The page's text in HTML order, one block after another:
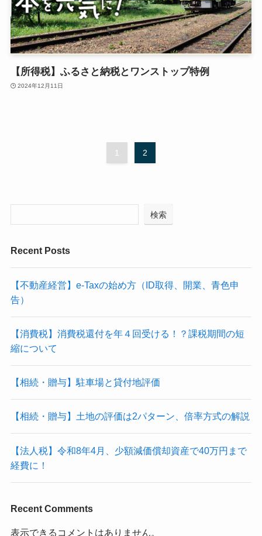
【所得税】ふるさと納税とワンストップ特例
2024年12月11日
1 2
検索
Recent Posts
【不動産経営】e-Taxの始め方（ID取得、開業、青色申
告）
【消費税】消費税還付を年４回受ける！？課税期間の短
縮について
【相続・贈与】駐車場と貸付地評価
【相続・贈与】土地の評価は2パターン、倍率方式の解説
【法人税】令和8年4月、少額減価償却資産で40万円まで
経費に！
Recent Comments
表示できるコメントはありません。